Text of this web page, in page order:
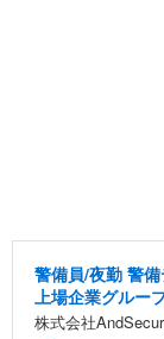
警備員/夜勤 警
上場企業グルー
株式会社